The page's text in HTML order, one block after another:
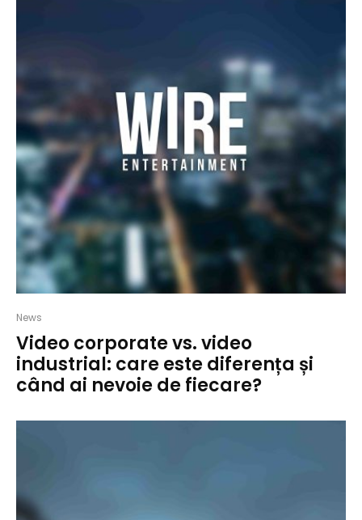
News
Video corporate vs. video
industrial: care este diferența și
când ai nevoie de fiecare?